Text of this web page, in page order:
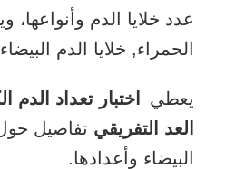
عدد خلايا الدم وأنواعها،
الحمراء, خلايا الدم البيضاء
يعطي
العد التفريقي تفاصيل حول
البيضاء وأعدادها.